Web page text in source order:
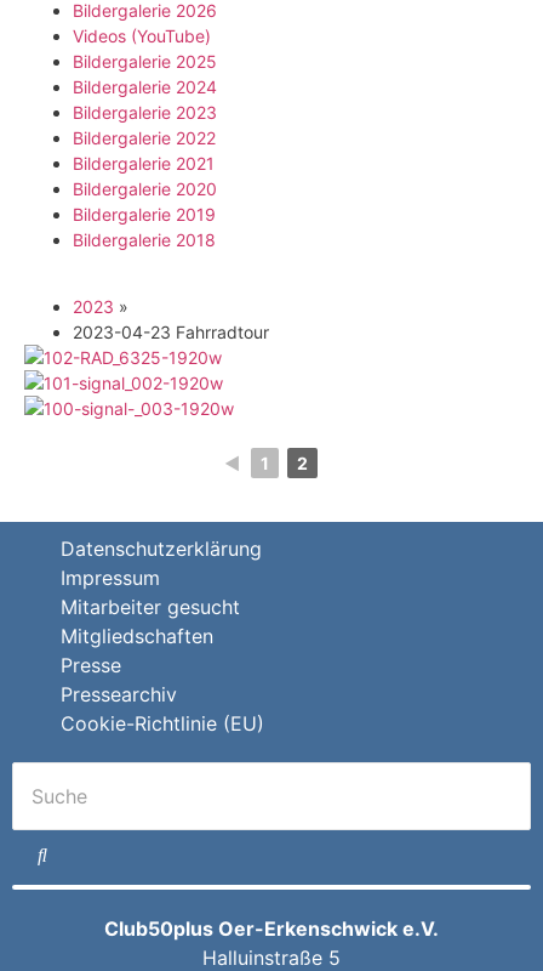
Bildergalerie 2026
Videos (YouTube)
Bildergalerie 2025
Bildergalerie 2024
Bildergalerie 2023
Bildergalerie 2022
Bildergalerie 2021
Bildergalerie 2020
Bildergalerie 2019
Bildergalerie 2018
2023 »
2023-04-23 Fahrradtour
◄ 1 2
Datenschutzerklärung
Impressum
Mitarbeiter gesucht
Mitgliedschaften
Presse
Pressearchiv
Cookie-Richtlinie (EU)
Club50plus Oer-Erkenschwick e.V.
Halluinstraße 5